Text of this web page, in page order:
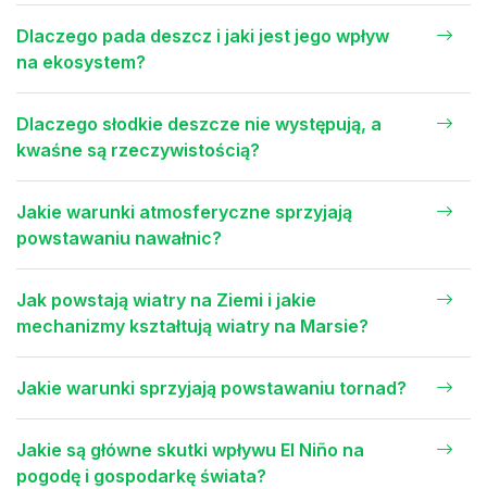
Dlaczego pada deszcz i jaki jest jego wpływ
na ekosystem?
Dlaczego słodkie deszcze nie występują, a
kwaśne są rzeczywistością?
Jakie warunki atmosferyczne sprzyjają
powstawaniu nawałnic?
Jak powstają wiatry na Ziemi i jakie
mechanizmy kształtują wiatry na Marsie?
Jakie warunki sprzyjają powstawaniu tornad?
Jakie są główne skutki wpływu El Niño na
pogodę i gospodarkę świata?